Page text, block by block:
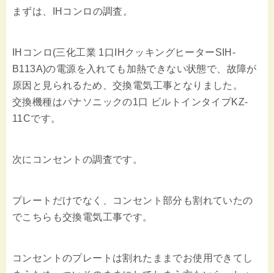
まずは、IHコンロの調査。
IHコンロ(三化工業 1口IHクッキングヒーターSIH-
B113A)の電源を入れても加熱できない状態で、故障が
原因と見られるため、交換電気工事となりました。
交換機種はパナソニックの1口 ビルトインタイプKZ-
11Cです。
次にコンセントの調査です。
プレートだけでなく、コンセント部分も割れていたの
でこちらも交換電気工事です。
コンセントのプレートは割れたままでお使用できてし